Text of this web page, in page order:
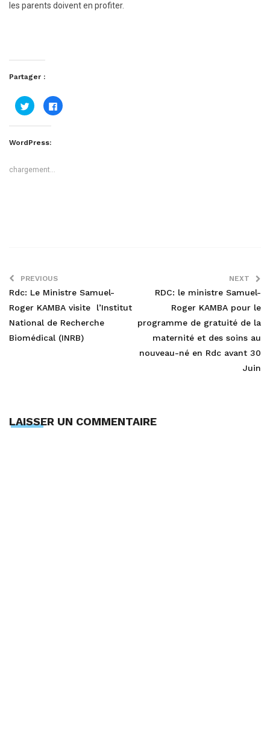
les parents doivent en profiter.
Partager :
Cliquez
pour
partager
sur
dans
une
Cliquez
pour
WordPress:
chargement…
PREVIOUS
Rdc: Le Ministre Samuel-
Roger KAMBA visite l’Institut
National de Recherche
Biomédical (INRB)
NEXT
RDC: le ministre Samuel-
Roger KAMBA pour le
programme de gratuité de la
maternité et des soins au
nouveau-né en Rdc avant 30
Juin
LAISSER UN COMMENTAIRE